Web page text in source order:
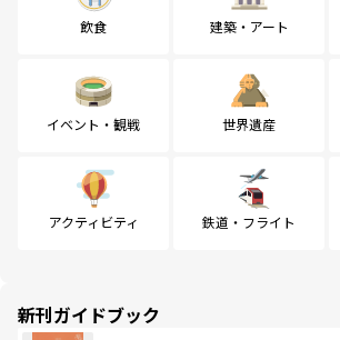
飲食 建築・アート
イベント・観戦 世界遺産
アクティビティ 鉄道・フライト
新刊ガイドブック